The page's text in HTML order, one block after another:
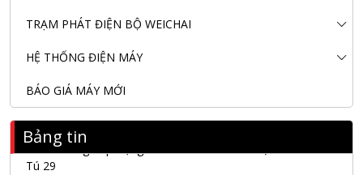
TRẠM PHÁT ĐIỆN BỘ WEICHAI
HỆ THỐNG ĐIỆN MÁY
BÁO GIÁ MÁY MỚI
Bảng tin
Nanibi Cung Cấp Động Cơ Weichai Cho Tàu Vận Tải Minh
Tú 29